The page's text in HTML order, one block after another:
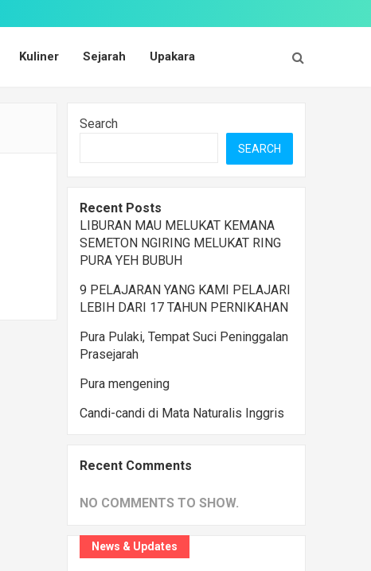
Kuliner Sejarah Upakara
Search
SEARCH
Recent Posts
LIBURAN MAU MELUKAT KEMANA
SEMETON NGIRING MELUKAT RING
PURA YEH BUBUH
9 PELAJARAN YANG KAMI PELAJARI
LEBIH DARI 17 TAHUN PERNIKAHAN
Pura Pulaki, Tempat Suci Peninggalan
Prasejarah
Pura mengening
Candi-candi di Mata Naturalis Inggris
Recent Comments
NO COMMENTS TO SHOW.
News & Updates